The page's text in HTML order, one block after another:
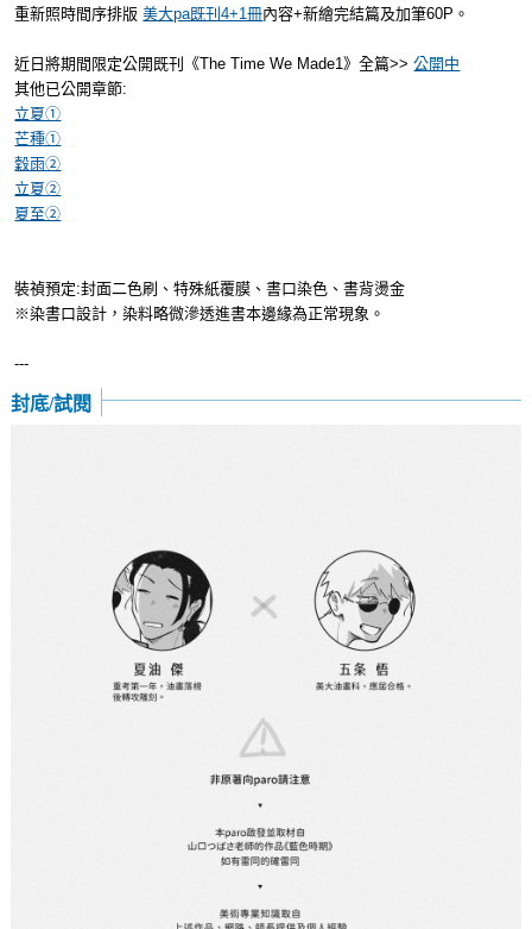
重新照時間序排版美大pa既刊4+1冊內容+新繪完結篇及加筆60P。
近日將期間限定公開既刊《The Time We Made1》全篇>>公開中
其他已公開章節:
立夏①
芒種①
穀雨②
立夏②
夏至②
裝禎預定:封面二色刷、特殊紙覆膜、書口染色、書背燙金
※染書口設計，染料略微滲透進書本邊緣為正常現象。
---
封底/試閱